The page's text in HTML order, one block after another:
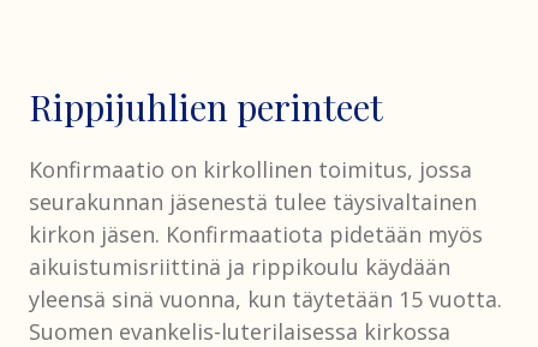
Rippijuhlien perinteet
Konfirmaatio on kirkollinen toimitus, jossa
seurakunnan jäsenestä tulee täysivaltainen
kirkon jäsen. Konfirmaatiota pidetään myös
aikuistumisriittinä ja rippikoulu käydään
yleensä sinä vuonna, kun täytetään 15 vuotta.
Suomen evankelis-luterilaisessa kirkossa